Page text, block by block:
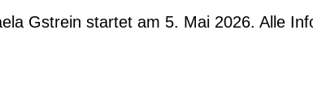
Gstrein startet am 5. Mai 2026. Alle